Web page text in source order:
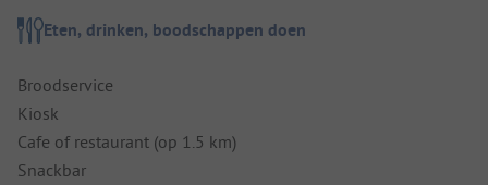
Eten, drinken, boodschappen doen
Broodservice
Kiosk
Cafe of restaurant (op 1.5 km)
Snackbar